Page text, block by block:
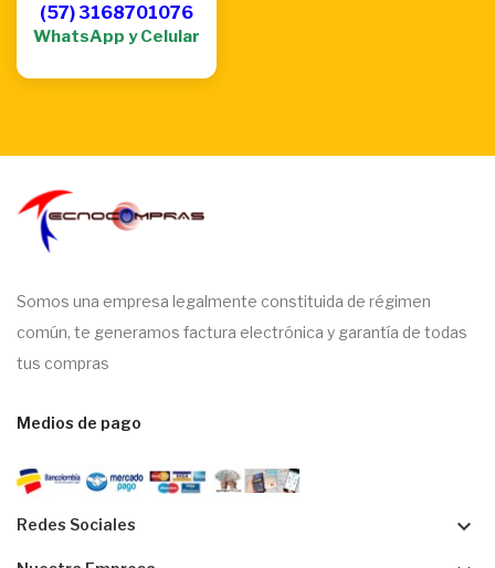
(57) 3168701076
WhatsApp y Celular
Somos una empresa legalmente constituida de régimen
común, te generamos factura electrónica y garantía de todas
tus compras
Medios de pago
Redes Sociales keyboard_arrow_down